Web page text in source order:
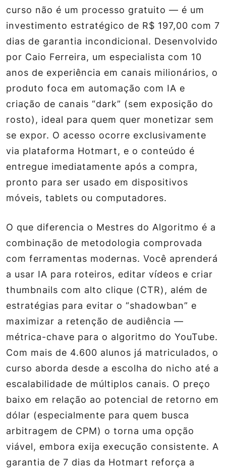
curso não é um processo gratuito — é um
investimento estratégico de R$ 197,00 com 7
dias de garantia incondicional. Desenvolvido
por Caio Ferreira, um especialista com 10
anos de experiência em canais milionários, o
produto foca em automação com IA e
criação de canais “dark” (sem exposição do
rosto), ideal para quem quer monetizar sem
se expor. O acesso ocorre exclusivamente
via plataforma Hotmart, e o conteúdo é
entregue imediatamente após a compra,
pronto para ser usado em dispositivos
móveis, tablets ou computadores.
O que diferencia o Mestres do Algoritmo é a
combinação de metodologia comprovada
com ferramentas modernas. Você aprenderá
a usar IA para roteiros, editar vídeos e criar
thumbnails com alto clique (CTR), além de
estratégias para evitar o “shadowban” e
maximizar a retenção de audiência —
métrica-chave para o algoritmo do YouTube.
Com mais de 4.600 alunos já matriculados, o
curso aborda desde a escolha do nicho até a
escalabilidade de múltiplos canais. O preço
baixo em relação ao potencial de retorno em
dólar (especialmente para quem busca
arbitragem de CPM) o torna uma opção
viável, embora exija execução consistente. A
garantia de 7 dias da Hotmart reforça a